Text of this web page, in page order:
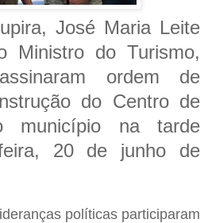
José Maria Leite
Ministro do Turismo,
ordem de
do Centro de
município na tarde
20 de junho de
políticas participaram